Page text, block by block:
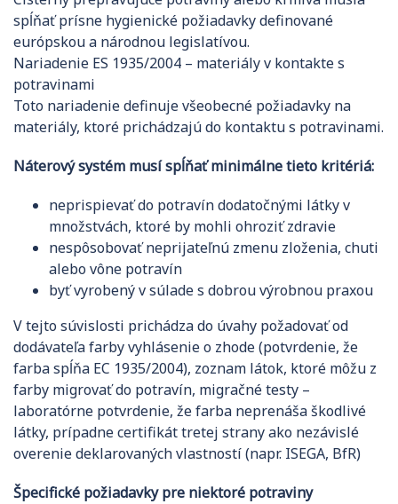
spĺňať prísne hygienické požiadavky definované
európskou a národnou legislatívou.
Nariadenie ES 1935/2004 – materiály v kontakte s
potravinami
Toto nariadenie definuje všeobecné požiadavky na
materiály, ktoré prichádzajú do kontaktu s potravinami.
Náterový systém musí spĺňať minimálne tieto kritériá:
neprispievať do potravín dodatočnými látky v
množstvách, ktoré by mohli ohroziť zdravie
nespôsobovať neprijateľnú zmenu zloženia, chuti
alebo vône potravín
byť vyrobený v súlade s dobrou výrobnou praxou
V tejto súvislosti prichádza do úvahy požadovať od
dodávateľa farby vyhlásenie o zhode (potvrdenie, že
farba spĺňa EC 1935/2004), zoznam látok, ktoré môžu z
farby migrovať do potravín, migračné testy –
laboratórne potvrdenie, že farba neprenáša škodlivé
látky, prípadne certifikát tretej strany ako nezávislé
overenie deklarovaných vlastností (napr. ISEGA, BfR)
Špecifické požiadavky pre niektoré potraviny